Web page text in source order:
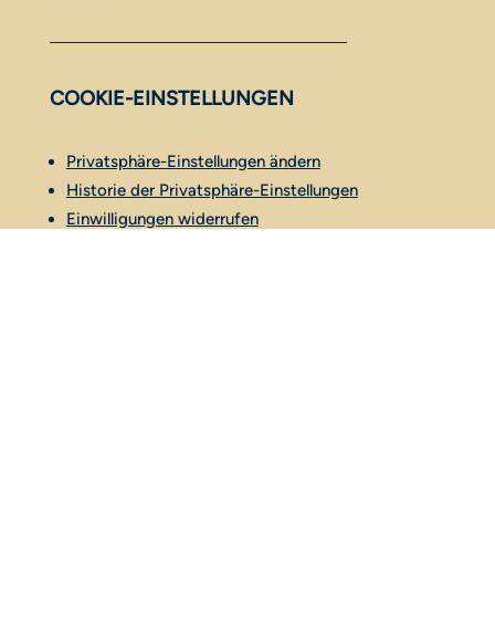
COOKIE-EINSTELLUNGEN
Privatsphäre-Einstellungen ändern
Historie der Privatsphäre-Einstellungen
Einwilligungen widerrufen